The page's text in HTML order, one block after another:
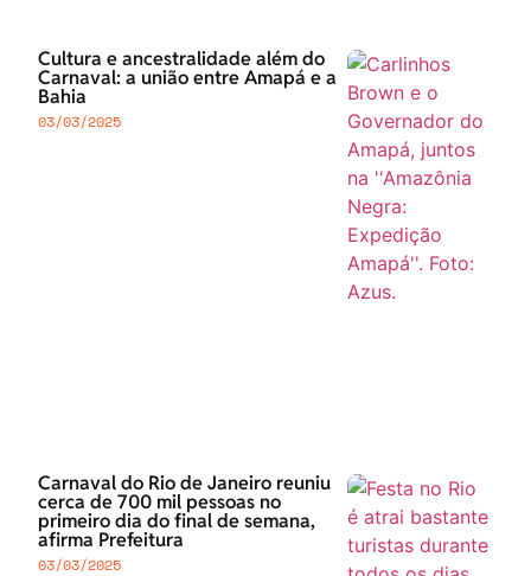
Cultura e ancestralidade além do
Carnaval: a união entre Amapá e a
Bahia
03/03/2025
Carnaval do Rio de Janeiro reuniu
cerca de 700 mil pessoas no
primeiro dia do final de semana,
afirma Prefeitura
03/03/2025